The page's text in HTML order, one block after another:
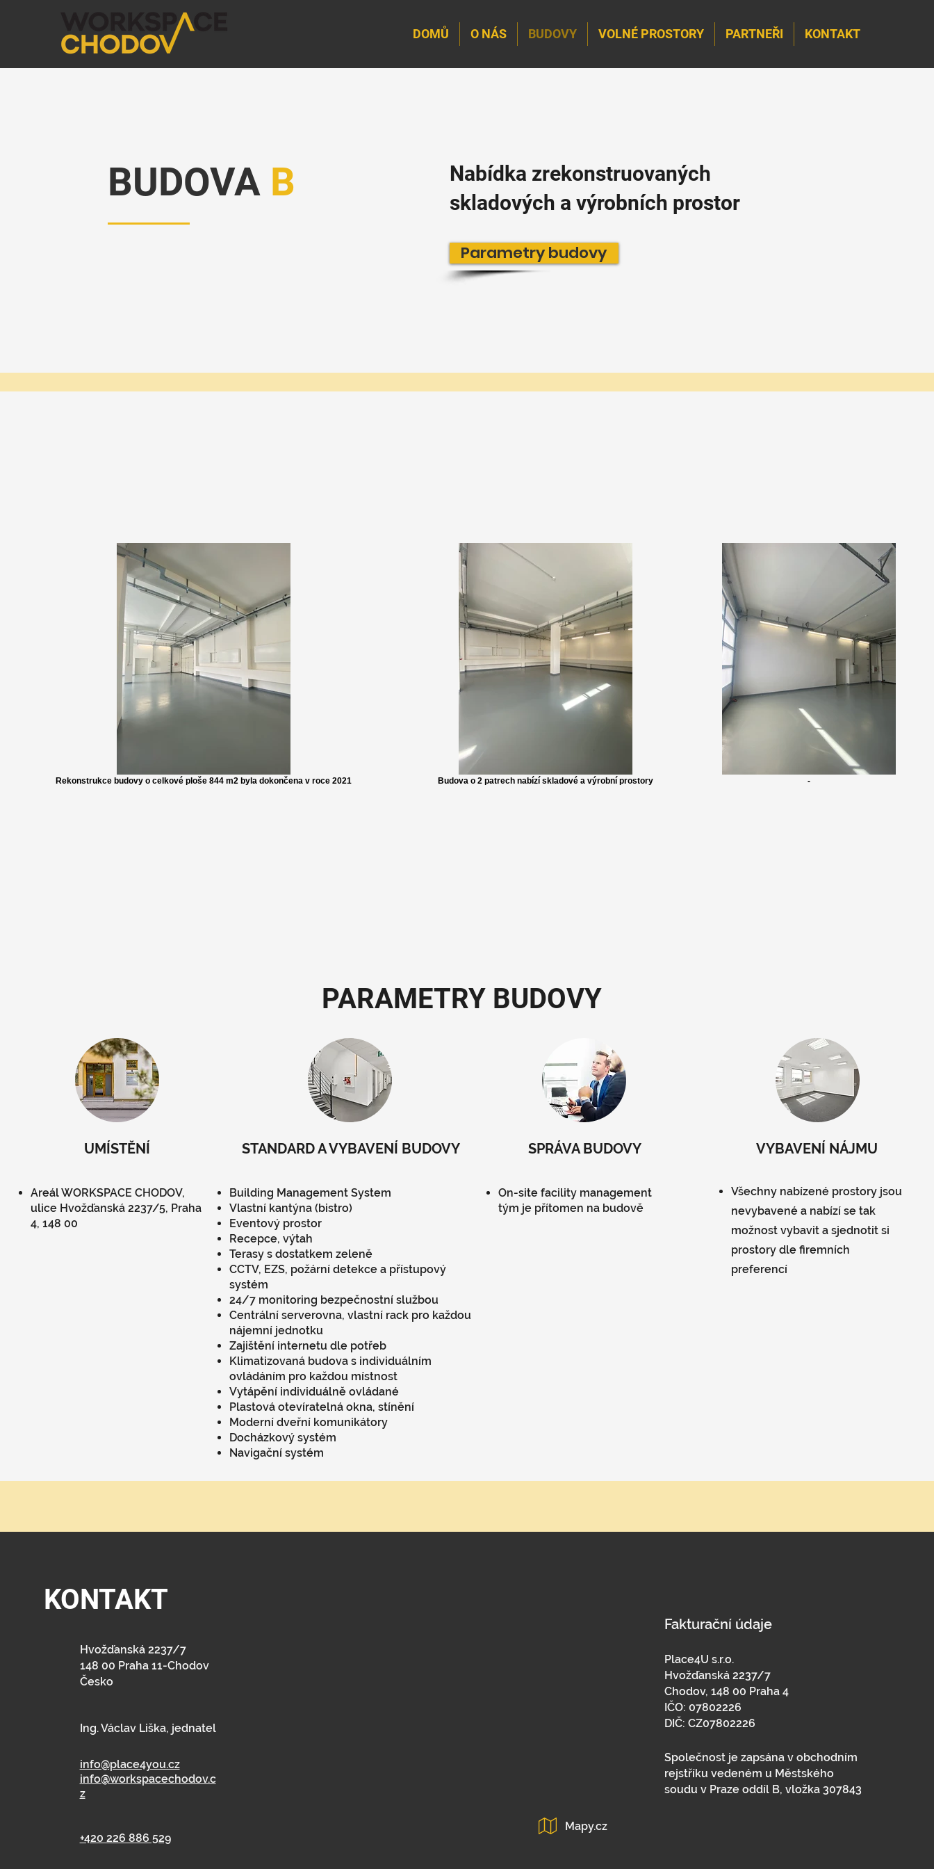
DOMŮ O NÁS BUDOVY VOLNÉ PROSTORY PARTNEŘI KONTAKT
BUDOVA B
Nabídka zrekonstruovaných
skladových a výrobních prostor
Parametry budovy
Rekonstrukce budovy o celkové ploše 844 m2 byla dokončena v roce 2021 Budova o 2 patrech nabízí skladové a výrobní prostory -
PARAMETRY BUDOVY
UMÍSTĚNÍ
Areál WORKSPACE CHODOV,
ulice Hvožďanská 2237/5, Praha
4, 148 00
STANDARD A VYBAVENÍ BUDOVY
Building Management System
Vlastní kantýna (bistro)
Eventový prostor
Recepce, výtah
Terasy s dostatkem zeleně
CCTV, EZS, požární detekce a přístupový
systém
24/7 monitoring bezpečnostní službou
Centrální serverovna, vlastní rack pro každou
nájemní jednotku
Zajištění internetu dle potřeb
Klimatizovaná budova s individuálním
ovládáním pro každou místnost
Vytápění individuálně ovládané
Plastová otevíratelná okna, stínění
Moderní dveřní komunikátory
Docházkový systém
Navigační systém
SPRÁVA BUDOVY
On-site facility management
tým je přítomen na budově
VYBAVENÍ NÁJMU
Všechny nabízené prostory jsou
nevybavené a nabízí se tak
možnost vybavit a sjednotit si
prostory dle firemních
preferencí
KONTAKT
Hvožďanská 2237/7
148 00 Praha 11-Chodov
Česko
Ing. Václav Liška, jednatel
info@place4you.cz
info@workspacechodov.c
z
+420 226 886 529
Mapy.cz
Fakturační údaje
Place4U s.r.o.
Hvožďanská 2237/7
Chodov, 148 00 Praha 4
IČO: 07802226
DIČ: CZ07802226
Společnost je zapsána v obchodním
rejstříku vedeném u Městského
soudu v Praze oddíl B, vložka 307843